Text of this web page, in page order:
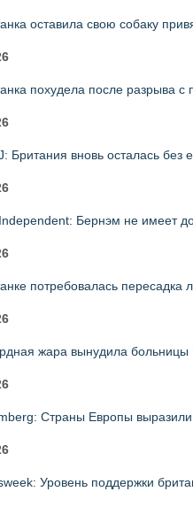
оставила свою собаку
похудела после разрыва
Британия вновь осталась
Бернэм не имеет
потребовалась пересадка
жара вынудила
Страны Европы выразили
Уровень поддержки